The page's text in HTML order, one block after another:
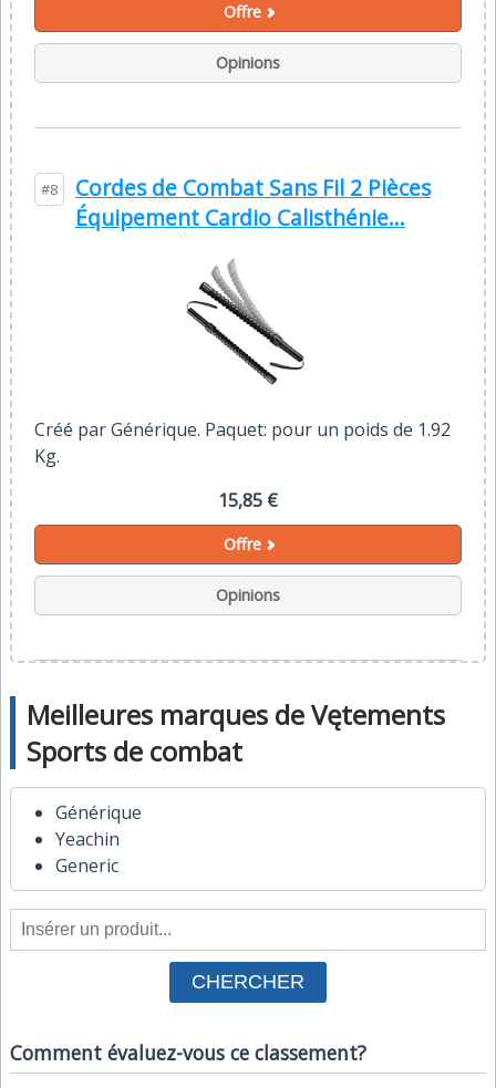
Offre
Opinions
#8
Cordes de Combat Sans Fil 2 Pièces
Équipement Cardio Calisthénie...
Créé par Générique. Paquet: pour un poids de 1.92
Kg.
15,85 €
Offre
Opinions
Meilleures marques de Vętements
Sports de combat
Générique
Yeachin
Generic
Comment évaluez-vous ce classement?